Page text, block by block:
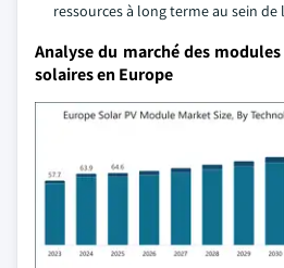
ressources à long terme au sein
Analyse du marché des
solaires en Europe